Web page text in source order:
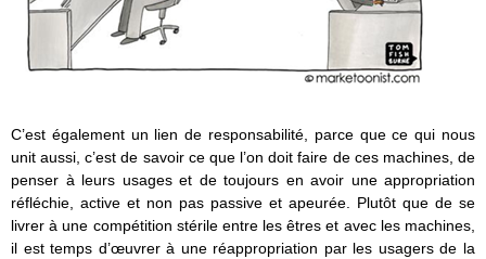
C’est également un lien de responsabilité, parce que ce qui nous
unit aussi, c’est de savoir ce que l’on doit faire de ces machines, de
penser à leurs usages et de toujours en avoir une appropriation
réfléchie, active et non pas passive et apeurée. Plutôt que de se
livrer à une compétition stérile entre les êtres et avec les machines,
il est temps d’œuvrer à une réappropriation par les usagers de la